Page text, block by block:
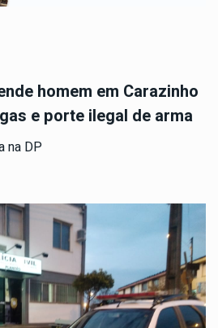
homem em Carazinho
e porte ilegal de arma
na DP